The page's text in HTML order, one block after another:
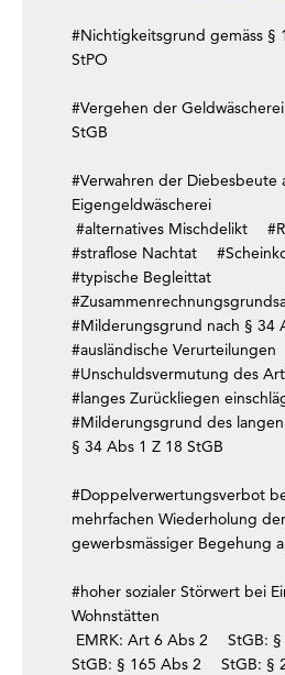
#Nichtigkeitsgrund gemäss §
StPO
#Vergehen der
StGB
#Verwahren der Diebesbeute
Eigengeldwäscherei
#alternatives Mischdelikt
#straflose Nachtat
#typische Begleittat
#Milderungsgrund nach § 34
#ausländische Verurteilungen
#Unschuldsvermutung des
#langes Zurückliegen
#Milderungsgrund des
§ 34 Abs 1 Z 18 StGB
#Doppelverwertungsverbot
mehrfachen Wiederholung
gewerbsmässiger Begehung
#hoher sozialer Störwert bei
Wohnstätten
EMRK: Art 6 Abs 2
StGB: §
StGB: § 165 Abs 2
StGB: §